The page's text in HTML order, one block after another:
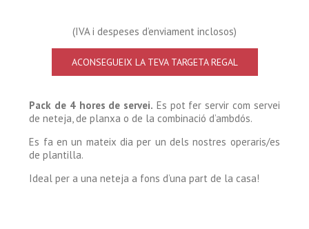
(IVA i despeses d’enviament inclosos)
ACONSEGUEIX LA TEVA TARGETA REGAL
Pack de 4 hores de servei. Es pot fer servir com servei
de neteja, de planxa o de la combinació d’ambdós.
Es fa en un mateix dia per un dels nostres operaris/es
de plantilla.
Ideal per a una neteja a fons d’una part de la casa!